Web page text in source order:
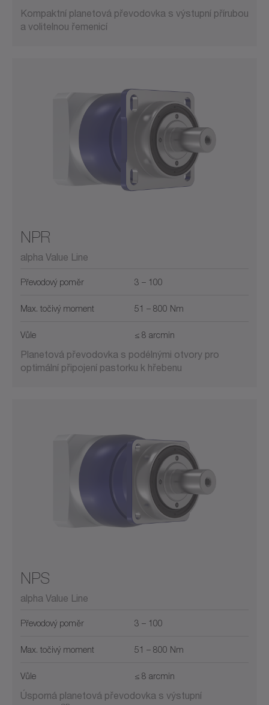
Kompaktní planetová převodovka s výstupní přírubou
a volitelnou řemenicí
NPR
alpha Value Line
Převodový poměr 3 – 100
Max. točivý moment 51 – 800 Nm
Vůle ≤ 8 arcmin
Planetová převodovka s podélnými otvory pro
optimální připojení pastorku k hřebenu
NPS
alpha Value Line
Převodový poměr 3 – 100
Max. točivý moment 51 – 800 Nm
Vůle ≤ 8 arcmin
Úsporná planetová převodovka s výstupní